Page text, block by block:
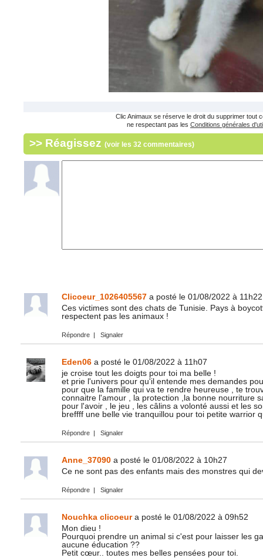
Clic Animaux se réserve le droit du supprimer tout
ne respectant pas les Conditions générales
>> Réagissez (voir les 32 commentaires)
Clicoeur_1026405567 a posté le 01/08/2022 à 11h22
Ces victimes sont des chats de Tunisie. Pays à
respectent pas les animaux !
Répondre | Signaler
Eden06 a posté le 01/08/2022 à 11h07
je croise tout les doigts pour toi ma belle !
et prie l'univers pour qu'il entende mes demandes
pour que la famille qui va te rendre heureuse , te
connaitre l'amour , la protection ,la bonne nourriture
pour l'avoir , le jeu , les câlins a volonté aussi et les
breffff une belle vie tranquillou pour toi petite warrior
Répondre | Signaler
Anne_37090 a posté le 01/08/2022 à 10h27
Ce ne sont pas des enfants mais des monstres qui
Répondre | Signaler
Nouchka clicoeura posté le 01/08/2022 à 09h52
Mon dieu !
Pourquoi prendre un animal si c'est pour laisser les
aucune éducation ??
Petit cœur.. toutes mes belles pensées pour toi.